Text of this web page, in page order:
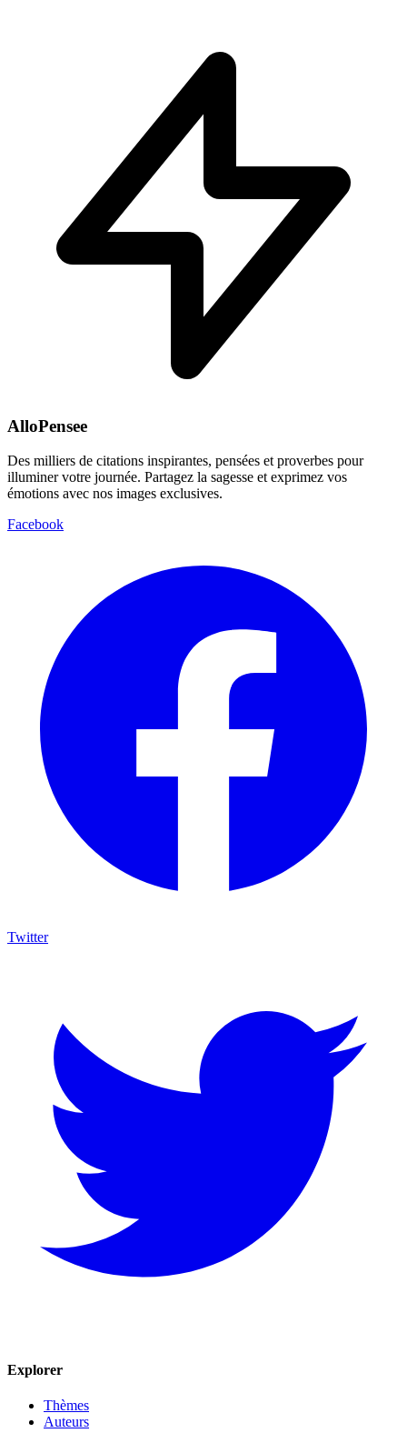
AlloPensee
Des milliers de citations inspirantes, pensées et proverbes pour
illuminer votre journée. Partagez la sagesse et exprimez vos
émotions avec nos images exclusives.
Facebook
Twitter
Explorer
Thèmes
Auteurs